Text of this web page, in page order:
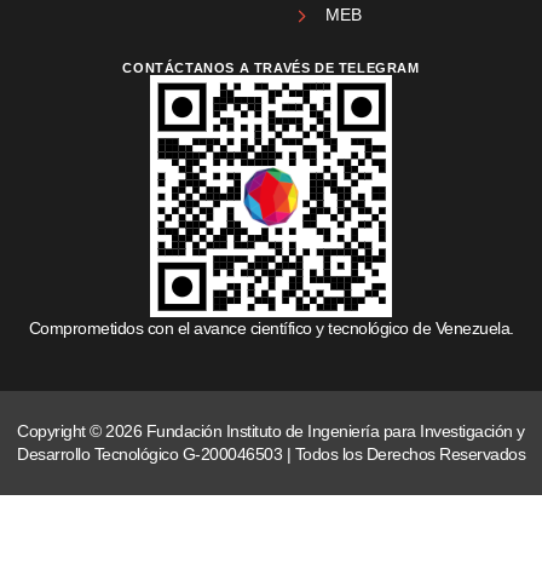
MEB
CONTÁCTANOS A TRAVÉS DE TELEGRAM
Comprometidos con el avance científico y tecnológico de Venezuela.
Copyright © 2026 Fundación Instituto de Ingeniería para Investigación y
Desarrollo Tecnológico G-200046503 | Todos los Derechos Reservados